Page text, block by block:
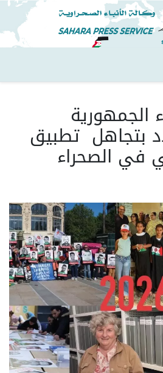
تجاوز
إلى
المحتوى
الرئيسي
الجمهورية
بتجاهل تطبيق
في الصحراء